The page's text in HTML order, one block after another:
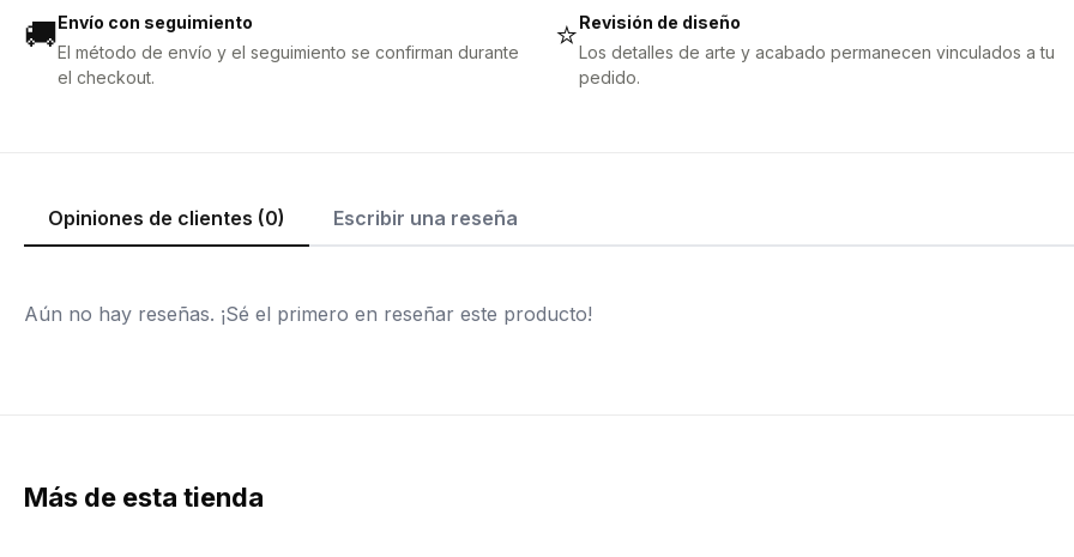
🚚Envío con seguimiento
El método de envío y el seguimiento se confirman durante
el checkout.
⭐Revisión de diseño
Los detalles de arte y acabado permanecen vinculados a tu
pedido.
Opiniones de clientes (0) Escribir una reseña
Aún no hay reseñas. ¡Sé el primero en reseñar este producto!
Más de esta tienda